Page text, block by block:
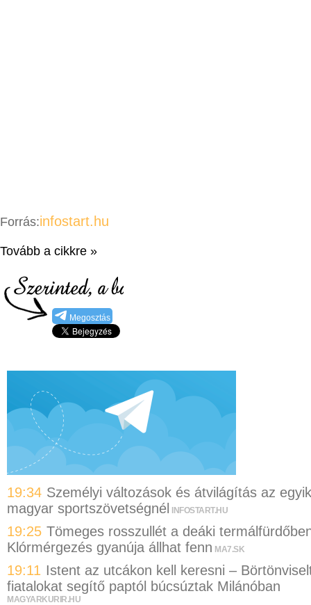
Forrás:infostart.hu
Tovább a cikkre »
Megosztás
19:34 Személyi változások és átvilágítás az egyik
magyar sportszövetségnél
INFOSTART.HU
19:25 Tömeges rosszullét a deáki
Klórmérgezés gyanúja állhat fenn MA7.SK
19:11 Istent az utcákon kell keresni –
fiatalokat segítő paptól búcsúztak Milánóban
MAGYARKURIR.HU